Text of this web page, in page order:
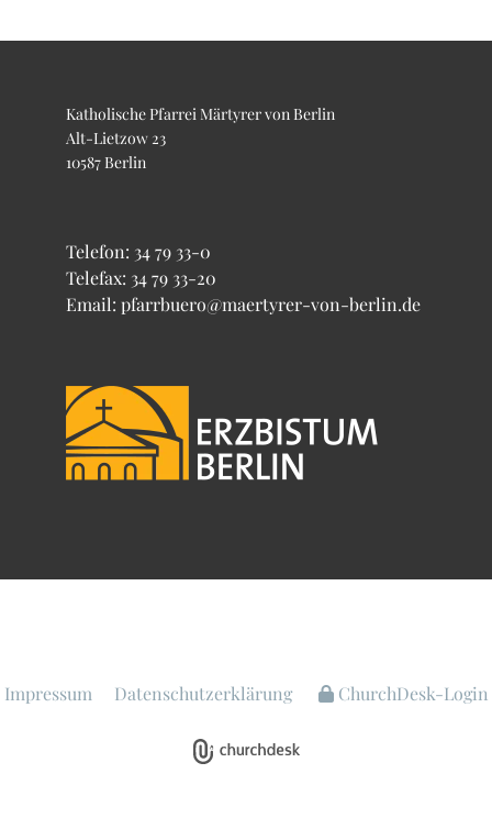
Katholische Pfarrei Märtyrer von Berlin
Alt-Lietzow 23
10587 Berlin
Telefon: 34 79 33-0
Telefax: 34 79 33-20
Email: pfarrbuero@maertyrer-von-berlin.de
Impressum Datenschutzerklärung ChurchDesk-Login